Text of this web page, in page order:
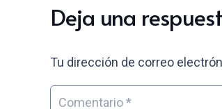
Deja una
Tu dirección de correo